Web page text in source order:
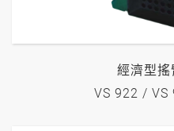
經濟型
VS 922 / VS